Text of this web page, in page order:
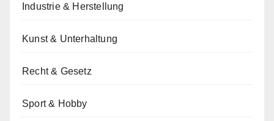
Industrie & Herstellung
Kunst & Unterhaltung
Recht & Gesetz
Sport & Hobby